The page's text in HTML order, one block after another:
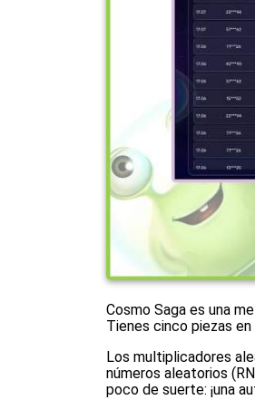
Cosmo Saga es una
Tienes cinco piezas
Los multiplicadores
números aleatorios
poco de suerte: ¡una